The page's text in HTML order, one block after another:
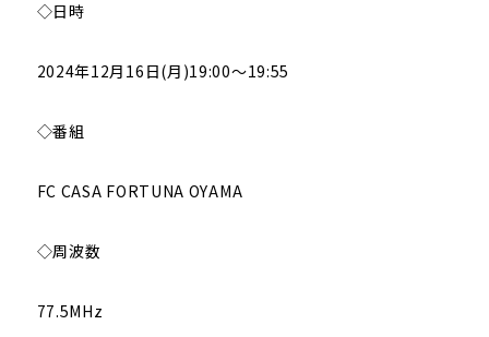
◇日時
2024年12月16日(月)19:00～19:55
◇番組
FC CASA FORTUNA OYAMA
◇周波数
77.5MHz